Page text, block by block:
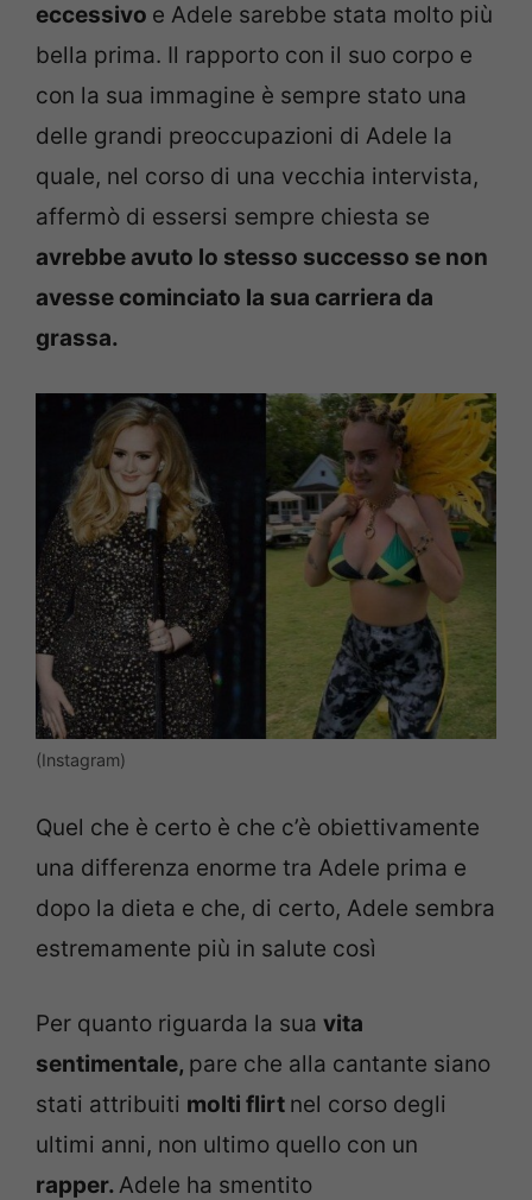
eccessivo e Adele sarebbe stata molto più
bella prima. Il rapporto con il suo corpo e
con la sua immagine è sempre stato una
delle grandi preoccupazioni di Adele la
quale, nel corso di una vecchia intervista,
affermò di essersi sempre chiesta se
avrebbe avuto lo stesso successo se non
avesse cominciato la sua carriera da
grassa.
(Instagram)
Quel che è certo è che c’è obiettivamente
una differenza enorme tra Adele prima e
dopo la dieta e che, di certo, Adele sembra
estremamente più in salute così
Per quanto riguarda la sua vita
sentimentale, pare che alla cantante siano
stati attribuiti molti flirt nel corso degli
ultimi anni, non ultimo quello con un
rapper.Adele ha smentito